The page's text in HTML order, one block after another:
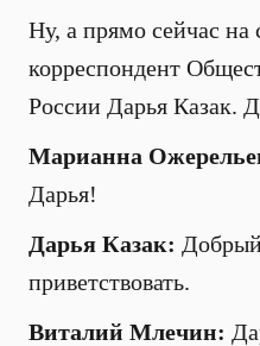
Ну, а прямо сейчас на
корреспондент
России Дарья Казак.
Марианна
Дарья!
Дарья Казак:
приветствовать.
Виталий Млечин: